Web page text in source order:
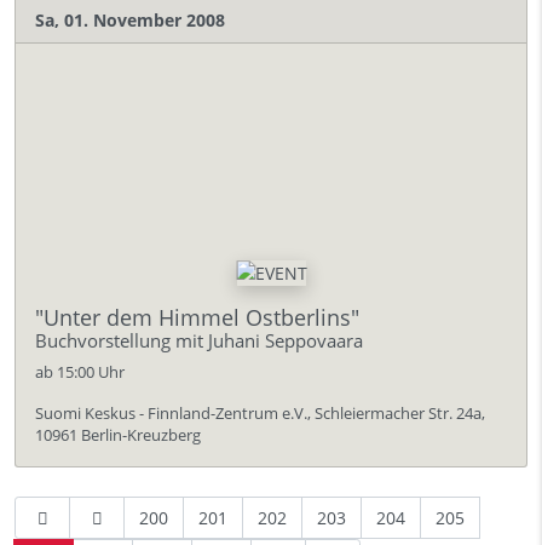
Sa, 01. November 2008
"Unter dem Himmel Ostberlins"
Buchvorstellung mit Juhani Seppovaara
ab 15:00 Uhr
Suomi Keskus - Finnland-Zentrum e.V., Schleiermacher Str. 24a,
10961 Berlin-Kreuzberg
200 201 202 203 204
205